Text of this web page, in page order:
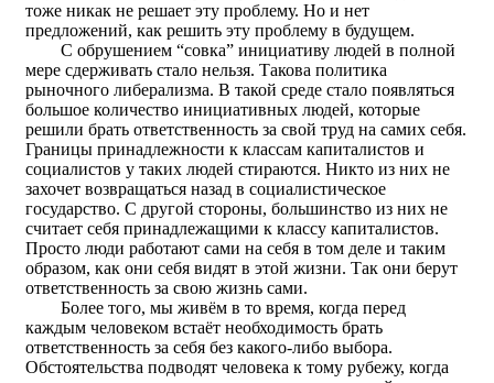
тоже никак не решает эту проблему. Но и нет
предложений, как решить эту проблему в будущем.
С обрушением “совка” инициативу людей в полной
мере сдерживать стало нельзя. Такова политика
рыночного либерализма. В такой среде стало появляться
большое количество инициативных людей, которые
решили брать ответственность за свой труд на самих себя.
Границы принадлежности к классам капиталистов и
социалистов у таких людей стираются. Никто из них не
захочет возвращаться назад в социалистическое
государство. С другой стороны, большинство из них не
считает себя принадлежащими к классу капиталистов.
Просто люди работают сами на себя в том деле и таким
образом, как они себя видят в этой жизни. Так они берут
ответственность за свою жизнь сами.
Более того, мы живём в то время, когда перед
каждым человеком встаёт необходимость брать
ответственность за себя без какого-либо выбора.
Обстоятельства подводят человека к тому рубежу, когда